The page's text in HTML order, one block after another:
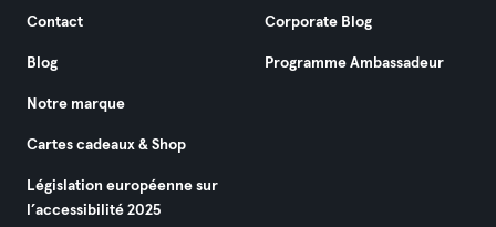
Contact
Blog
Notre marque
Cartes cadeaux & Shop
Législation européenne sur
l’accessibilité 2025
Corporate Blog
Programme Ambassadeur